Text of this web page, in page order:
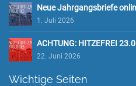
Neue Jahrgangsbriefe
1. Juli 2026
ACHTUNG: HITZEFREI
22. Juni 2026
Wichtige Seiten